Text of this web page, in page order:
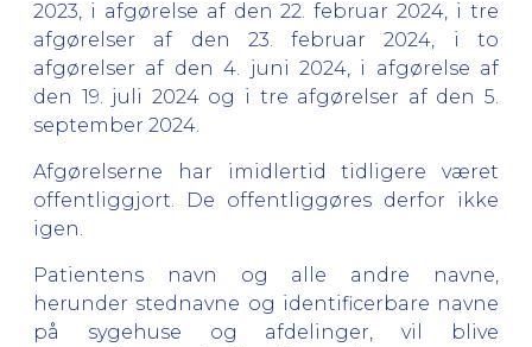
2023, i afgørelse af den 22. februar 2024, i tre
afgørelser af den 23. februar 2024, i to
afgørelser af den 4. juni 2024, i afgørelse af
den 19. juli 2024 og i tre afgørelser af den 5.
september 2024.
Afgørelserne har imidlertid tidligere været
offentliggjort. De offentliggøres derfor ikke
igen.
Patientens navn og alle andre navne,
herunder stednavne og identificerbare navne
på sygehuse og afdelinger, vil blive